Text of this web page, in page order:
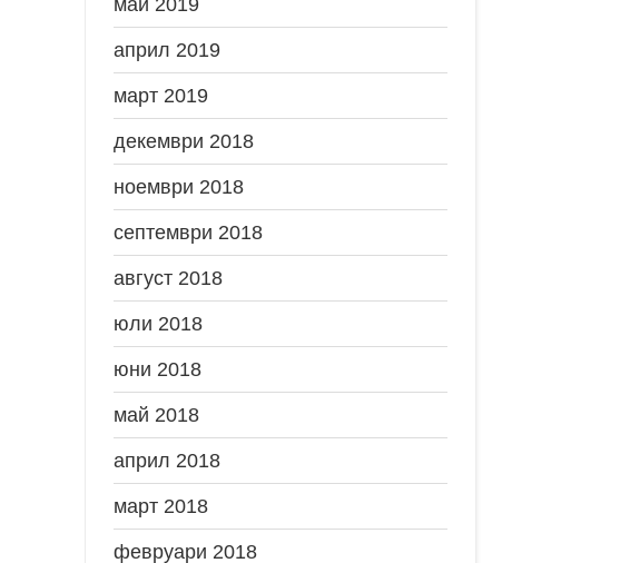
май 2019
април 2019
март 2019
декември 2018
ноември 2018
септември 2018
август 2018
юли 2018
юни 2018
май 2018
април 2018
март 2018
февруари 2018